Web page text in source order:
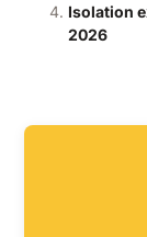
Isolation
2026